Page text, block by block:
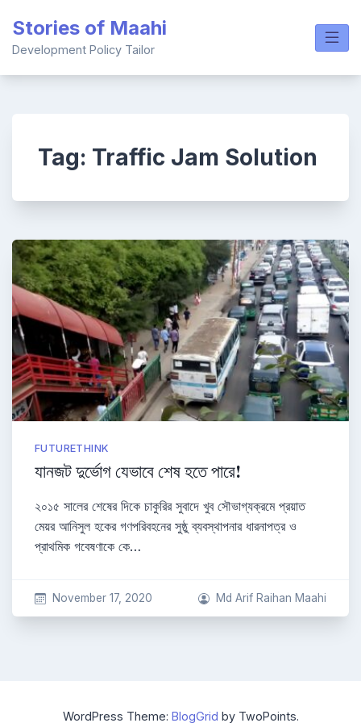
content
Stories of Maahi
Development Policy Tailor
Tag: Traffic Jam Solution
FUTURETHINK
যানজট দুর্ভোগ যেভাবে শেষ হতে পারে!
২০১৫ সালের শেষের দিকে চাকুরির সুবাদে খুব সৌভাগ্যক্রমে প্রয়াত
মেয়র আনিসুল হকের গণপরিবহনের সুষ্ঠু ব্যবস্থাপনার ধারনাপত্র ও
প্রাথমিক গবেষণাকে কে…
November 17, 2020 Md Arif Raihan Maahi
WordPress Theme: BlogGrid by TwoPoints.